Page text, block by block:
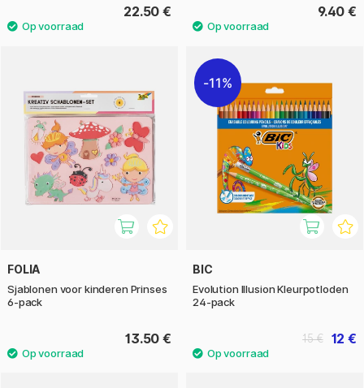
22.50 € 9.40 €
FOLIA
Sjablonen voor kinderen Prinses
6-pack
13.50 €
11%
BIC
Evolution Illusion Kleurpotloden
24-pack
12 €
15 €